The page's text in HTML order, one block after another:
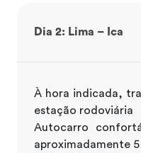
Dia 2: Lima – Ica
À hora indicada,
estação rodoviária
Autocarro
aproximadamente